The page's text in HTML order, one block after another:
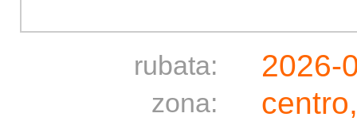
rubata: 2026-
zona: